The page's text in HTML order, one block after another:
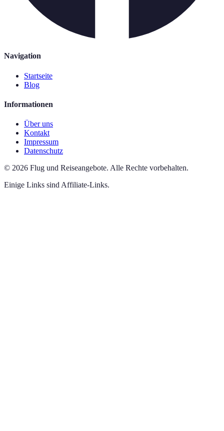
Navigation
Startseite
Blog
Informationen
Über uns
Kontakt
Impressum
Datenschutz
© 2026 Flug und Reiseangebote. Alle Rechte vorbehalten.
Einige Links sind Affiliate-Links.